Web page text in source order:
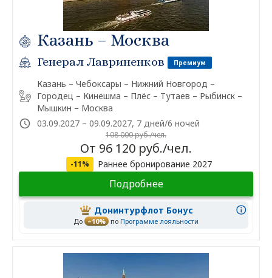
Казань – Москва
Генерал Лавриненков Премиум
Казань – Чебоксары – Нижний Новгород –
Городец – Кинешма – Плёс – Тутаев – Рыбинск –
Мышкин – Москва
03.09.2027 – 09.09.2027, 7 дней/6 ночей
108 000 руб./чел.
От 96 120 руб./чел.
-11% Раннее бронирование 2027
Подробнее
Донинтурфлот Бонус
До –10% по Программе лояльности